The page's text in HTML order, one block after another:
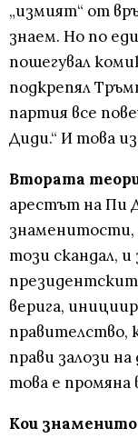
„измият“ от
знаем. Но по
пошегувал
подкрепял
партия все
Диди.“ И това
Втората
арестът на Пи
знаменитости,
този скандал, и
верига,
правителство,
прави залози на
това е промяна
Кои